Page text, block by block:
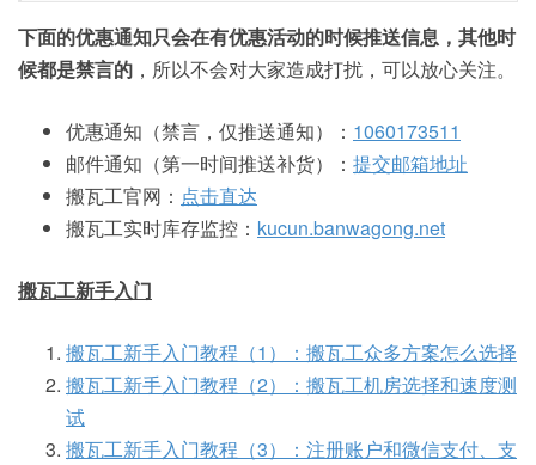
下面的优惠通知只会在有优惠活动的时候推送信息，其他时
候都是禁言的 ，所以不会对大家造成打扰，可以放心关注。
优惠通知（禁言，仅推送通知）： 1060173511
邮件通知（第一时间推送补货）： 提交邮箱地址
搬瓦工官网： 点击直达
搬瓦工实时库存监控： kucun.banwagong.net
搬瓦工新手入门
搬瓦工新手入门教程（1）：搬瓦工众多方案怎么选择
搬瓦工新手入门教程（2）：搬瓦工机房选择和速度测
试
搬瓦工新手入门教程（3）：注册账户和微信支付、支